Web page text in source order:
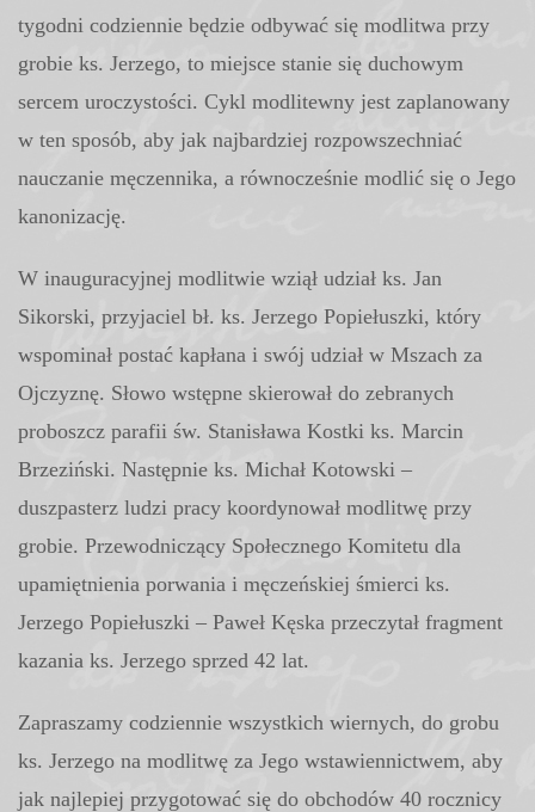
tygodni codziennie będzie odbywać się modlitwa przy
grobie ks. Jerzego, to miejsce stanie się duchowym
sercem uroczystości. Cykl modlitewny jest zaplanowany
w ten sposób, aby jak najbardziej rozpowszechniać
nauczanie męczennika, a równocześnie modlić się o Jego
kanonizację.
W inauguracyjnej modlitwie wziął udział ks. Jan
Sikorski, przyjaciel bł. ks. Jerzego Popiełuszki, który
wspominał postać kapłana i swój udział w Mszach za
Ojczyznę. Słowo wstępne skierował do zebranych
proboszcz parafii św. Stanisława Kostki ks. Marcin
Brzeziński. Następnie ks. Michał Kotowski –
duszpasterz ludzi pracy koordynował modlitwę przy
grobie. Przewodniczący Społecznego Komitetu dla
upamiętnienia porwania i męczeńskiej śmierci ks.
Jerzego Popiełuszki – Paweł Kęska przeczytał fragment
kazania ks. Jerzego sprzed 42 lat.
Zapraszamy codziennie wszystkich wiernych, do grobu
ks. Jerzego na modlitwę za Jego wstawiennictwem, aby
jak najlepiej przygotować się do obchodów 40 rocznicy